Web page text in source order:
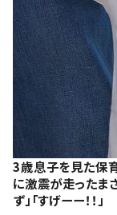
3歳息子を見た保
に激震が走ったま
ず」「すげーー！！」